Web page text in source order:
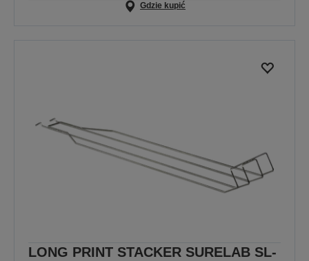
Gdzie kupić
LONG PRINT STACKER SURELAB SL-